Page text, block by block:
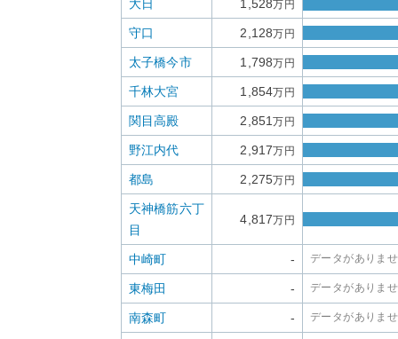
大日 1,528万円
守口 2,128万円
太子橋今市 1,798万円
千林大宮 1,854万円
関目高殿 2,851万円
野江内代 2,917万円
都島 2,275万円
天神橋筋六丁
目
4,817万円
中崎町 - データがありま
東梅田 - データがありま
南森町 - データがありま